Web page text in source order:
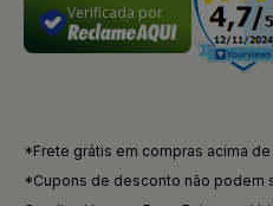
Verificada por
*Frete grátis em compras acima de
*Cupons de desconto não podem